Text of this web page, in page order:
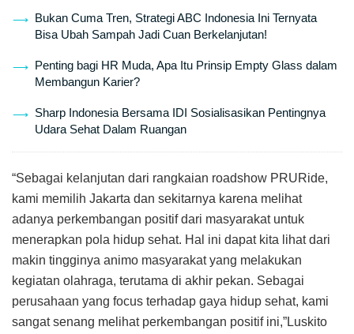
Bukan Cuma Tren, Strategi ABC Indonesia Ini Ternyata
Bisa Ubah Sampah Jadi Cuan Berkelanjutan!
Penting bagi HR Muda, Apa Itu Prinsip Empty Glass dalam
Membangun Karier?
Sharp Indonesia Bersama IDI Sosialisasikan Pentingnya
Udara Sehat Dalam Ruangan
“Sebagai kelanjutan dari rangkaian roadshow PRURide,
kami memilih Jakarta dan sekitarnya karena melihat
adanya perkembangan positif dari masyarakat untuk
menerapkan pola hidup sehat. Hal ini dapat kita lihat dari
makin tingginya animo masyarakat yang melakukan
kegiatan olahraga, terutama di akhir pekan. Sebagai
perusahaan yang focus terhadap gaya hidup sehat, kami
sangat senang melihat perkembangan positif ini,”Luskito